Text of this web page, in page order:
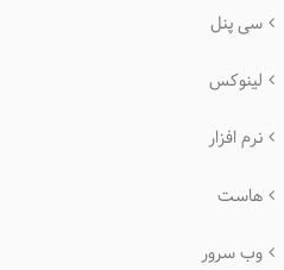
سی پنل
لینوکس
نرم افزار
هاست
وب سرور